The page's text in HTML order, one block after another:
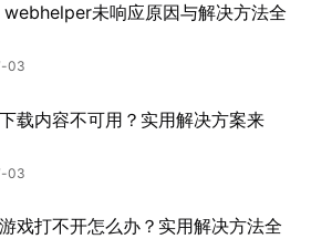
未响应原因与解决方法全
03
载内容不可用？实用解决方案来
03
戏打不开怎么办？实用解决方法全